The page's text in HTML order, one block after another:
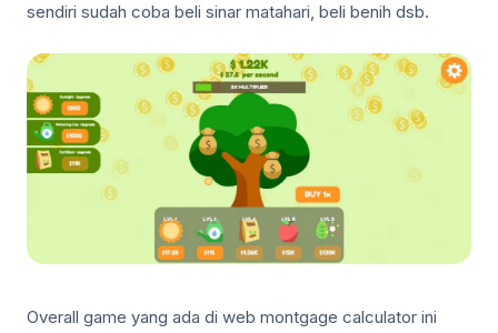
sendiri sudah coba beli sinar matahari, beli benih dsb.
Overall game yang ada di web montgage calculator ini